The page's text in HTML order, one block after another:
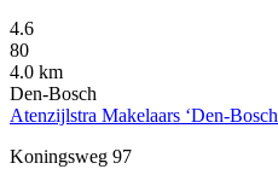
4.6
80
4.0 km
Den-Bosch
Atenzijlstra Makelaars ‘Den-Bosch
Koningsweg 97